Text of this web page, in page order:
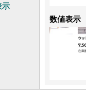
示
数値表示